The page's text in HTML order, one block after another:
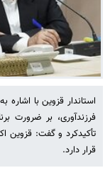
استاندار قزوین با
فرزندآوری، بر ضرورت
تأکیدکرد و گفت: قزوین
قرار دارد.